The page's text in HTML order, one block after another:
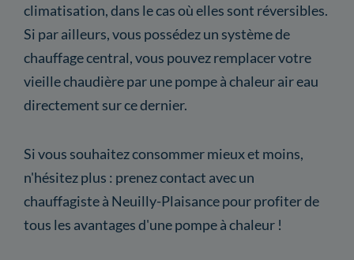
climatisation, dans le cas où elles sont réversibles.
Si par ailleurs, vous possédez un système de
chauffage central, vous pouvez remplacer votre
vieille chaudière par une pompe à chaleur air eau
directement sur ce dernier.
Si vous souhaitez consommer mieux et moins,
n'hésitez plus : prenez contact avec un
chauffagiste à Neuilly-Plaisance pour profiter de
tous les avantages d'une pompe à chaleur !